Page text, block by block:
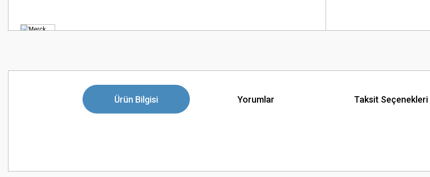
Ürün Bilgisi Yorumlar Taksit Seçenekleri
Görüş ve önerileriniz için teşekkür ederiz.